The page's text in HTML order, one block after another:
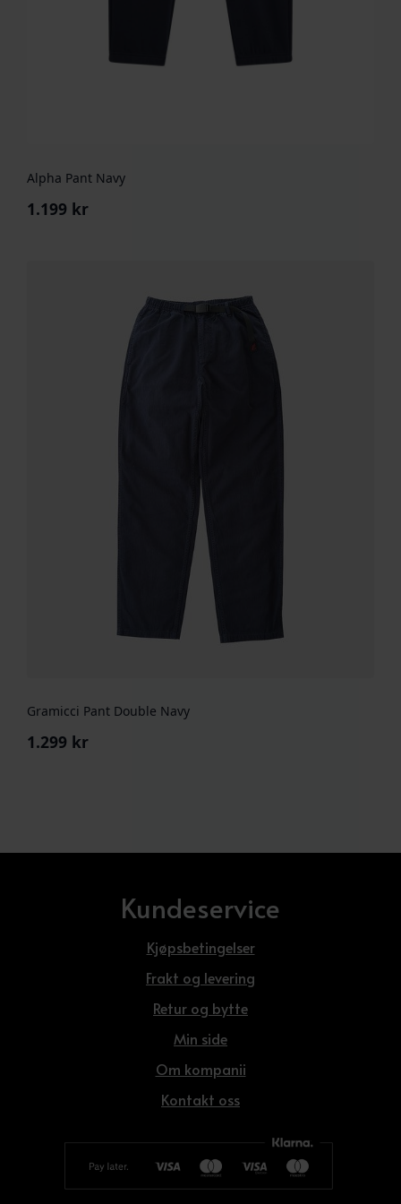
Alpha Pant Navy
1.199 kr
Gramicci Pant Double Navy
1.299 kr
Kundeservice
Kjøpsbetingelser
Frakt og levering
Retur og bytte
Min side
Om kompanii
Kontakt oss